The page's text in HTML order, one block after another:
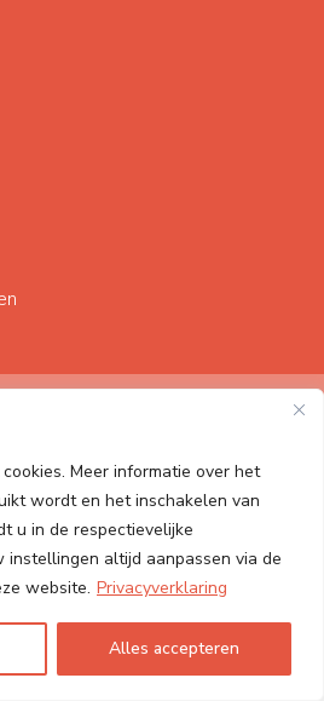
Meer informatie over het
wordt en het inschakelen van
u in de respectievelijke
instellingen altijd aanpassen via de
website. Privacyverklaring
Alles accepteren
| The Web Company